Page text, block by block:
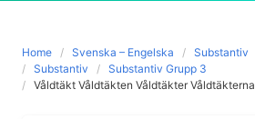
Home Svenska – Engelska Substantiv
Substantiv
Substantiv Grupp 3
Våldtäkt Våldtäkten Våldtäkter Våldtäkterna